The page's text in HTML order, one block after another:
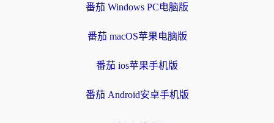
番茄 Windows PC电脑版
番茄 macOS苹果电脑版
番茄 ios苹果手机版
番茄 Android安卓手机版